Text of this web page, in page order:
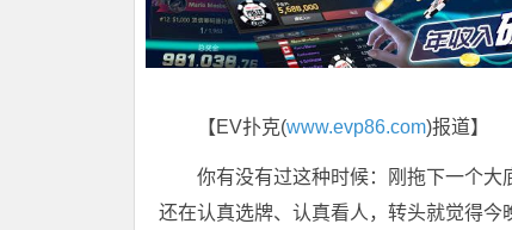
【EV扑克(www.evp86.com)报道】
你有没有过这种时候：刚拖下一个
还在认真选牌、认真看人，转头就觉得今